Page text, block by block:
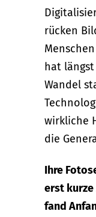
rücken
hat
Wandel
wirkliche
die
Ihre
erst
fand